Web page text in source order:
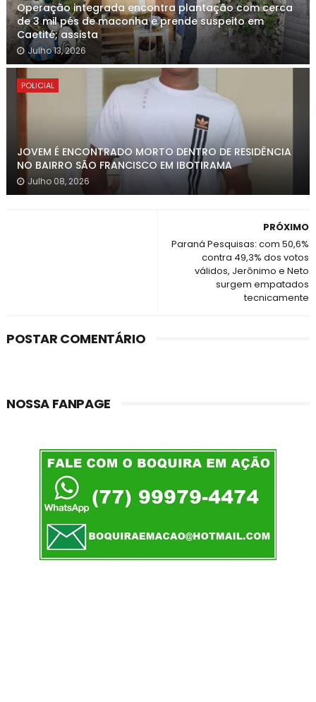
Operação integrada encontra plantação com cerca
de 3 mil pés de maconha e prende suspeito em
Caetité; assista
Julho 13, 2026
POLICIAL
JOVEM É ENCONTRADO MORTO DENTRO DE RESIDÊNCIA
NO BAIRRO SÃO FRANCISCO EM IBOTIRAMA
Julho 08, 2026
PRÓXIMO
Paraná Pesquisas: com 50,6%
contra 49,3% dos votos
válidos, Jerônimo e Neto
surgem empatados
tecnicamente
POSTAR COMENTÁRIO
NOSSA FANPAGE